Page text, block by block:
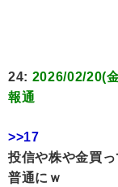
24: 2026/02/20(
報通
>>17
投信や株や金買
普通にｗ